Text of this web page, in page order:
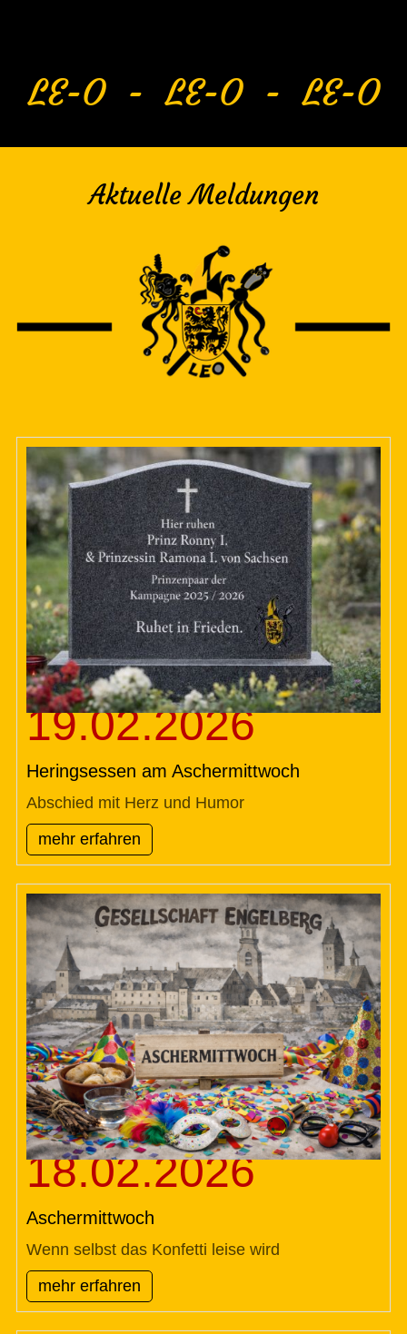
LE-O - LE-O - LE-O
Aktuelle Meldungen
19.02.2026
Heringsessen am Aschermittwoch
Abschied mit Herz und Humor
mehr erfahren
18.02.2026
Aschermittwoch
Wenn selbst das Konfetti leise wird
mehr erfahren